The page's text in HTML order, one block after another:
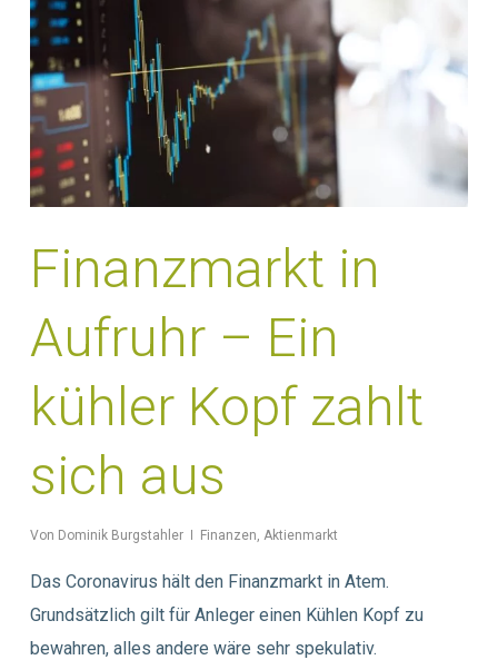
Finanzmarkt in
Aufruhr – Ein
kühler Kopf zahlt
sich aus
Von Dominik Burgstahler Finanzen Aktienmarkt
Das Coronavirus hält den Finanzmarkt in Atem.
Grundsätzlich gilt für Anleger einen Kühlen Kopf zu
bewahren, alles andere wäre sehr spekulativ.